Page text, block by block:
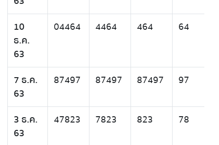
10
ธ.ค.
63
04464 4464 464 64
7 ธ.ค.
63
87497 87497 87497 97
3 ธ.ค.
63
47823 7823 823 78